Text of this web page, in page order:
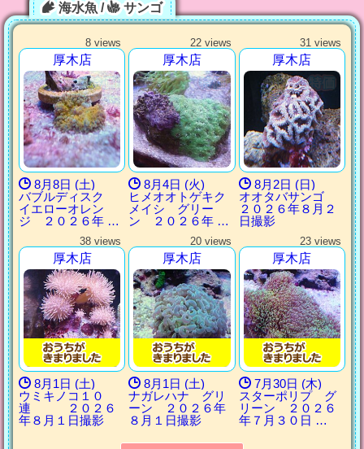
海水魚 / サンゴ
8 views
厚木店
8月8日 (土)
バブルディスク
イエローオレン
ジ ２０２６年 …
22 views
厚木店
8月4日 (火)
ヒメオオトゲキク
メイシ グリー
ン ２０２６年 …
31 views
厚木店
8月2日 (日)
オオタバサンゴ
２０２６年８月２
日撮影
38 views
厚木店
8月1日 (土)
ウミキノコ１０
連 ２０２６
年８月１日撮影
20 views
厚木店
8月1日 (土)
ナガレハナ グリ
ーン ２０２６年
８月１日撮影
23 views
厚木店
7月30日 (木)
スターポリプ グ
リーン ２０２６
年７月３０日 …